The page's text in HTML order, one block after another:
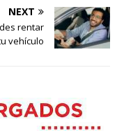
NEXT
rentar
vehículo